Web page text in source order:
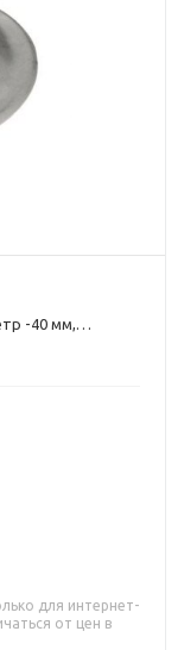
-40 мм,
для интернет-
от цен в